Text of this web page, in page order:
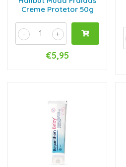
Creme Protetor 50g
+
-
€5,95